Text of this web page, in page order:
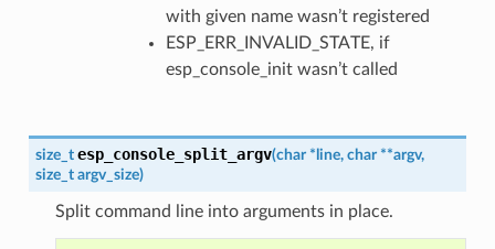
with given name wasn’t registered
ESP_ERR_INVALID_STATE, if
esp_console_init wasn’t called
size_t esp_console_split_argv(char * line, char **argv,
size_t argv_size)
Split command line into arguments in place.